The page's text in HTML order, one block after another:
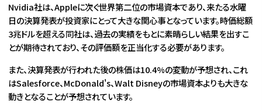
Nvidia社は、Appleに次ぐ世界第二位の市場資本であり、来たる水曜
日の決算発表が投資家にとって大きな関心事となっています。時価総額
3兆ドルを超える同社は、過去の実績をもとに素晴らしい結果を出すこ
とが期待されており、その評価額を正当化する必要があります。
また、決算発表が行われた後の株価は10.4%の変動が予想され、これ
はSalesforce、McDonald's、Walt Disneyの市場資本よりも大きな
動きとなることが予想されています。